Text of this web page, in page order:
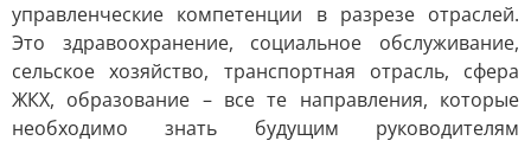
управленческие компетенции в разрезе отраслей.
Это здравоохранение, социальное обслуживание,
сельское хозяйство, транспортная отрасль, сфера
ЖКХ, образование – все те направления, которые
необходимо знать будущим руководителям